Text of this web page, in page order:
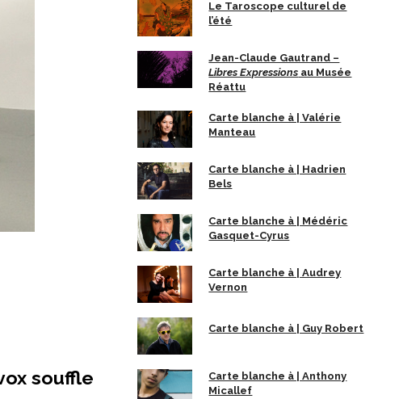
souffle
Le Taroscope culturel de
l’été
Jean-Claude Gautrand –
Libres Expressions au Musée
Réattu
Carte blanche à | Valérie
Manteau
Carte blanche à | Hadrien
Bels
Carte blanche à | Médéric
Gasquet-Cyrus
Carte blanche à | Audrey
Vernon
Carte blanche à | Guy Robert
Carte blanche à | Anthony
Micallef